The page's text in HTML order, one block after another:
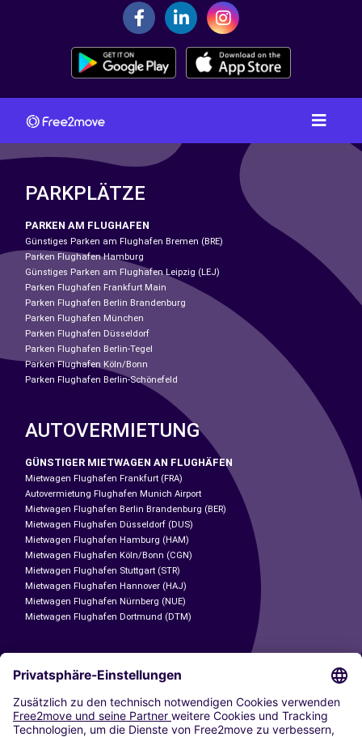
PARKPLÄTZE
PARKEN AM FLUGHAFEN
Günstiges Parken am Flughafen Bremen (BRE)
Parken Flughafen Hamburg
Günstiges Parken am Flughafen Leipzig (LEJ)
Parken Flughafen Frankfurt Main
Parken Flughafen Berlin Brandenburg
Parken Flughafen München
Parken Flughafen Düsseldorf
Parken Flughafen Berlin-Tegel
Parken Flughafen Köln/Bonn
Parken Flughafen Berlin-Schönefeld
AUTOVERMIETUNG
GÜNSTIGER MIETWAGEN AN FLUGHÄFEN
Mietwagen Flughafen Frankfurt (FRA)
Autovermietung Flughafen Munich Airport
Mietwagen Flughafen Berlin Brandenburg (BER)
Mietwagen Flughafen Düsseldorf (DUS)
Mietwagen Flughafen Hamburg (HAM)
Mietwagen Flughafen Köln/Bonn (CGN)
Mietwagen Flughafen Stuttgart (STR)
Mietwagen Flughafen Hannover (HAJ)
Mietwagen Flughafen Nürnberg (NUE)
Mietwagen Flughafen Dortmund (DTM)
CARSHARING
UNSERE STÄDTE
Paris
Madrid